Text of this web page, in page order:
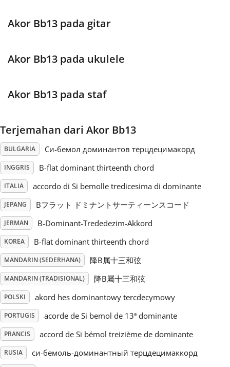
Italiano
日本語
Polski
Русский
Svenska
Tiếng Việt
Türkçe
简体中文
繁體中文
Akor Bb13 pada gitar
Akor Bb13 pada ukulele
Akor Bb13 pada staf
Terjemahan dari Akor Bb13
BULGARIA Си-бемол доминантов терцдецимакорд
INGGRIS B-flat dominant thirteenth chord
ITALIA accordo di Si bemolle tredicesima di dominante
JEPANG Bフラット ドミナントサーティーンスコード
JERMAN B-Dominant-Trededezim-Akkord
KOREA B-flat dominant thirteenth chord
MANDARIN (SEDERHANA) 降B属十三和弦
MANDARIN (TRADISIONAL) 降B屬十三和弦
POLSKI akord hes dominantowy tercdecymowy
PORTUGIS acorde de Si bemol de 13ª dominante
PRANCIS accord de Si bémol treizième de dominante
RUSIA си-бемоль-доминантный терцдецимаккорд